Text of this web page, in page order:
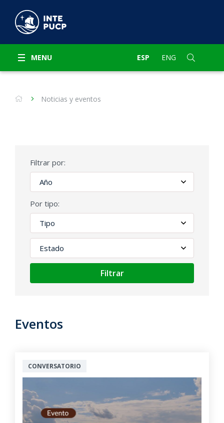
MENU ESP ENG
Noticias y eventos
Filtrar por:
Por tipo:
Filtrar
Eventos
CONVERSATORIO